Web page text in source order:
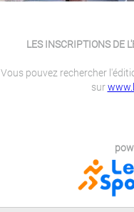
LES INSCRIPTIONS DE
Vous pouvez rechercher
sur